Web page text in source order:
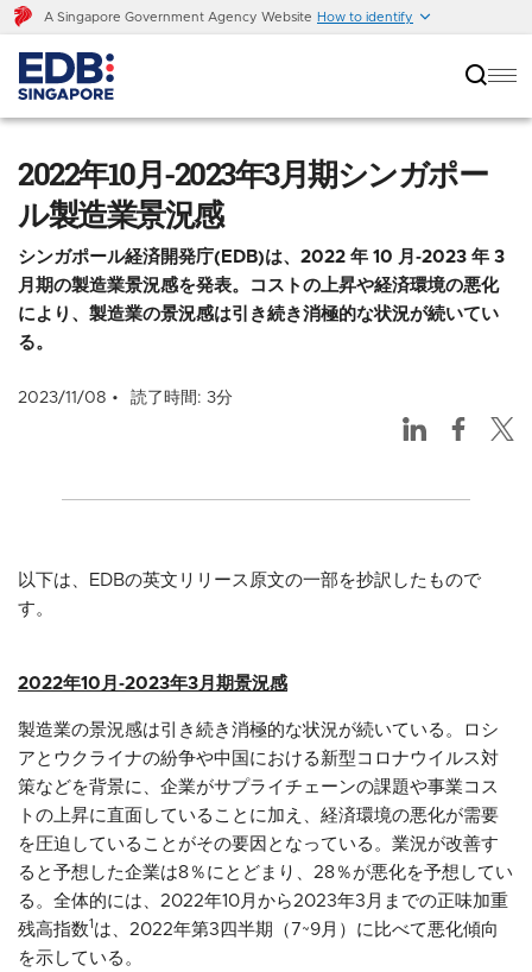
A Singapore Government Agency Website How to identify
2022年10月-2023年3月期シンガポー
ル製造業景況感
シンガポール経済開発庁(EDB)は、2022 年 10 月‐2023 年 3
月期の製造業景況感を発表。コストの上昇や経済環境の悪化
により、製造業の景況感は引き続き消極的な状況が続いてい
る。
2023/11/08 読了時間: 3分
以下は、EDBの英文リリース原文の一部を抄訳したもので
す。
2022年10月‐2023年3月期景況感
製造業の景況感は引き続き消極的な状況が続いている。ロシ
アとウクライナの紛争や中国における新型コロナウイルス対
策などを背景に、企業がサプライチェーンの課題や事業コス
トの上昇に直面していることに加え、経済環境の悪化が需要
を圧迫していることがその要因となっている。業況が改善す
ると予想した企業は8％にとどまり、28％が悪化を予想してい
る。全体的には、2022年10月から2023年3月までの正味加重
残高指数1 は、2022年第3四半期（7~9月）に比べて悪化傾向
を示している。